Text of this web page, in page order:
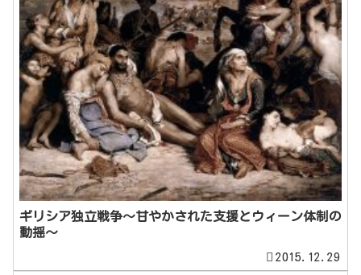
ギリシア独立戦争～甘やかされた支援とウィーン体制の
動揺～
2015.12.29